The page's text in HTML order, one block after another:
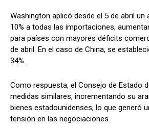
Washington aplicó desde el 5 de abril un
10% a todas las importaciones,
para países con mayores déficits
de abril. En el caso de China, se
34%.
Como respuesta, el Consejo de Estado
medidas similares, incrementando su
bienes estadounidenses, lo que generó
tensión en las negociaciones.